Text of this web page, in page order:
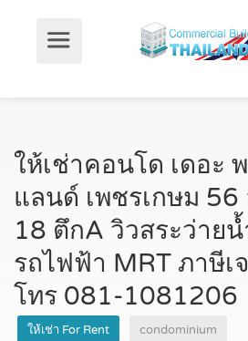
ให้เช่าคอนโด เดอะ
แลนด์ เพชรเกษม
18 ตึกA วิวสระว่าย
รถไฟฟ้า MRT ภาษีเ
โทร 081-1081206
ให้เช่า For Rent condominium